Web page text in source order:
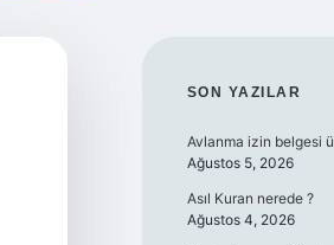
SON YAZILAR
Avlanma izin belgesi
Ağustos 5, 2026
Asıl Kuran nerede ?
Ağustos 4, 2026